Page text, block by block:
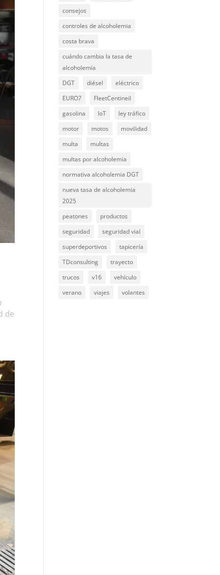
de
consejos
controles de alcoholemia
costa brava
cuándo cambia la tasa de
alcoholemia
DGT
diésel
eléctrico
EURO7
FleetCentineil
gasolina
IoT
ley tráfico
motor
motos
movilidad
multa
multas
multas por alcoholemia
normativa alcoholemia DGT
nueva tasa de alcoholemia
2025
peatones
productos
seguridad
seguridad vial
superdeportivos
tapicería
TDconsulting
trayecto
trucos
v16
vehículo
verano
viajes volantes